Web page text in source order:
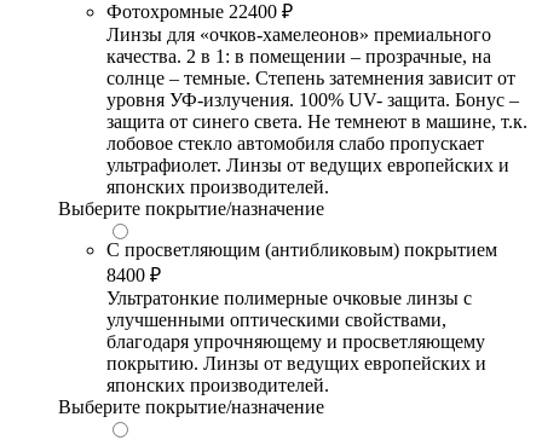
Фотохромные 22400 ₽
Линзы для «очков-хамелеонов» премиального
качества. 2 в 1: в помещении – прозрачные, на
солнце – темные. Степень затемнения зависит от
уровня УФ-излучения. 100% UV- защита. Бонус –
защита от синего света. Не темнеют в машине, т.к.
лобовое стекло автомобиля слабо пропускает
ультрафиолет. Линзы от ведущих европейских и
японских производителей.
Выберите покрытие/назначение
С просветляющим (антибликовым) покрытием
8400 ₽
Ультратонкие полимерные очковые линзы с
улучшенными оптическими свойствами,
благодаря упрочняющему и просветляющему
покрытию. Линзы от ведущих европейских и
японских производителей.
Выберите покрытие/назначение